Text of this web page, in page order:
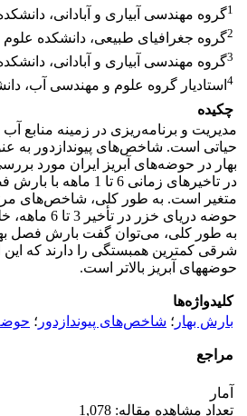
1گروه مهندسی آبیاری و آبادانی،
2گروه جغرافیای طبیعی، دانشکده علوم
3گروه مهندسی آبیاری و آبادانی،
4 استادیار گروه علوم و مهندسی آب،
چکیده
مدیریت و برنامه‌ریزی در زمینه
حیاتی است. شاخص‌های پیوندازدور به
در تاخیرهای
به طور کلی، می‌توان گفت بارش فصل
حوضه­های آبریز بالاتر است.
کلیدواژه‌ها
بارش بهار ؛ شاخص‌های پیوندازدور ؛
مراجع
آمار
تعداد مشاهده مقاله: 1,078